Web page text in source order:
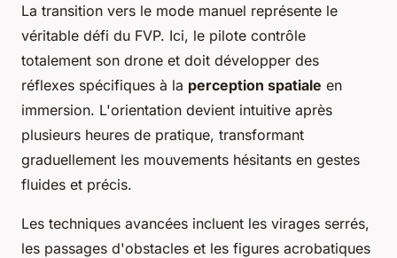
La transition vers le mode manuel représente le
véritable défi du FVP. Ici, le pilote contrôle
totalement son drone et doit développer des
réflexes spécifiques à la perception spatiale en
immersion. L'orientation devient intuitive après
plusieurs heures de pratique, transformant
graduellement les mouvements hésitants en gestes
fluides et précis.
Les techniques avancées incluent les virages serrés,
les passages d'obstacles et les figures acrobatiques